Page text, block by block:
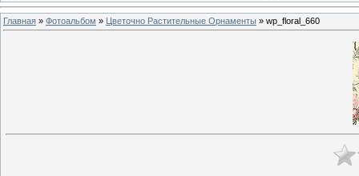
Главная » Фотоальбом » Цветочно Растительные Орнаменты » wp_floral_660